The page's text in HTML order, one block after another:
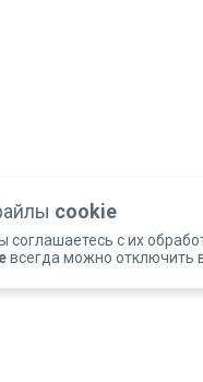
cookie
соглашаетесь с их
всегда можно отключить